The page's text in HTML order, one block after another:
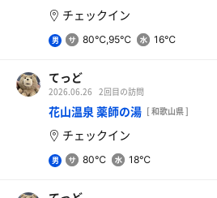
チェックイン
男 80℃,95℃ 16℃
てっど
2026.06.26 2回目の訪問
花山温泉 薬師の湯 [ 和歌山県 ]
チェックイン
男 80℃ 18℃